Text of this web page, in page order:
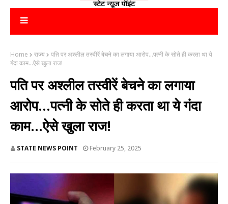
Home राज्य
पति पर अश्लील तस्वीरें बेचने का लगाया आरोप...पत्नी के सोते ही करता था ये
गंदा काम...ऐसे खुला राज!
पति पर अश्लील तस्वीरें बेचने का लगाया
आरोप...पत्नी के सोते ही करता था ये गंदा
काम...ऐसे खुला राज!
STATE NEWS POINT February 25, 2025